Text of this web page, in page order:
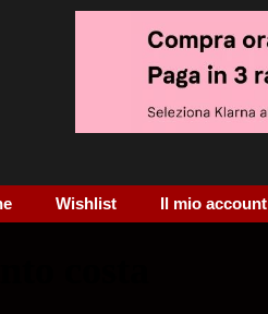
Wishlist Il mio account